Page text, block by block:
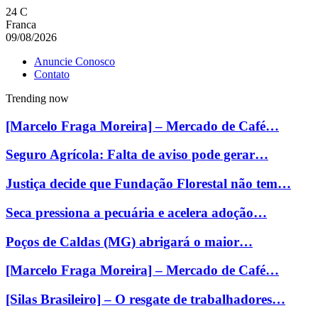
24 C
Franca
09/08/2026
Anuncie Conosco
Contato
Trending now
[Marcelo Fraga Moreira] – Mercado de Café…
Seguro Agrícola: Falta de aviso pode gerar…
Justiça decide que Fundação Florestal não tem…
Seca pressiona a pecuária e acelera adoção…
Poços de Caldas (MG) abrigará o maior…
[Marcelo Fraga Moreira] – Mercado de Café…
[Silas Brasileiro] – O resgate de trabalhadores…